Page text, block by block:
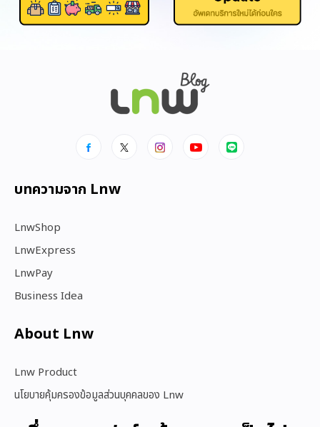
บทความจาก Lnw
LnwShop
LnwExpress
LnwPay
Business Idea
About Lnw​
Lnw Product
นโยบายคุ้มครองข้อมูลส่วนบุคคลของ Lnw